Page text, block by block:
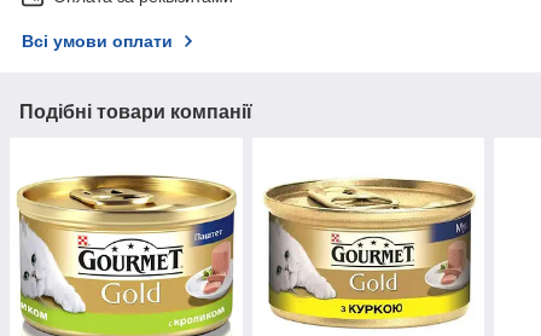
Всі умови оплати
Подібні товари компанії